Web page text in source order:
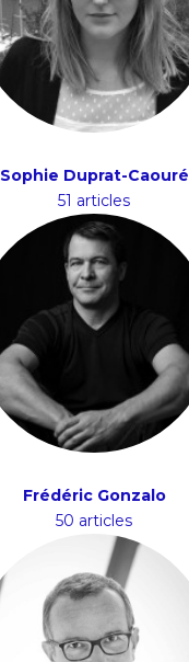
Sophie Duprat-Caouré
51 articles
Frédéric Gonzalo
50 articles